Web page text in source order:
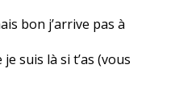
bon j’arrive pas à
suis là si t’as (vous